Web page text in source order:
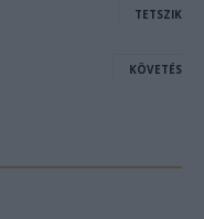
TETSZIK
KÖVETÉS